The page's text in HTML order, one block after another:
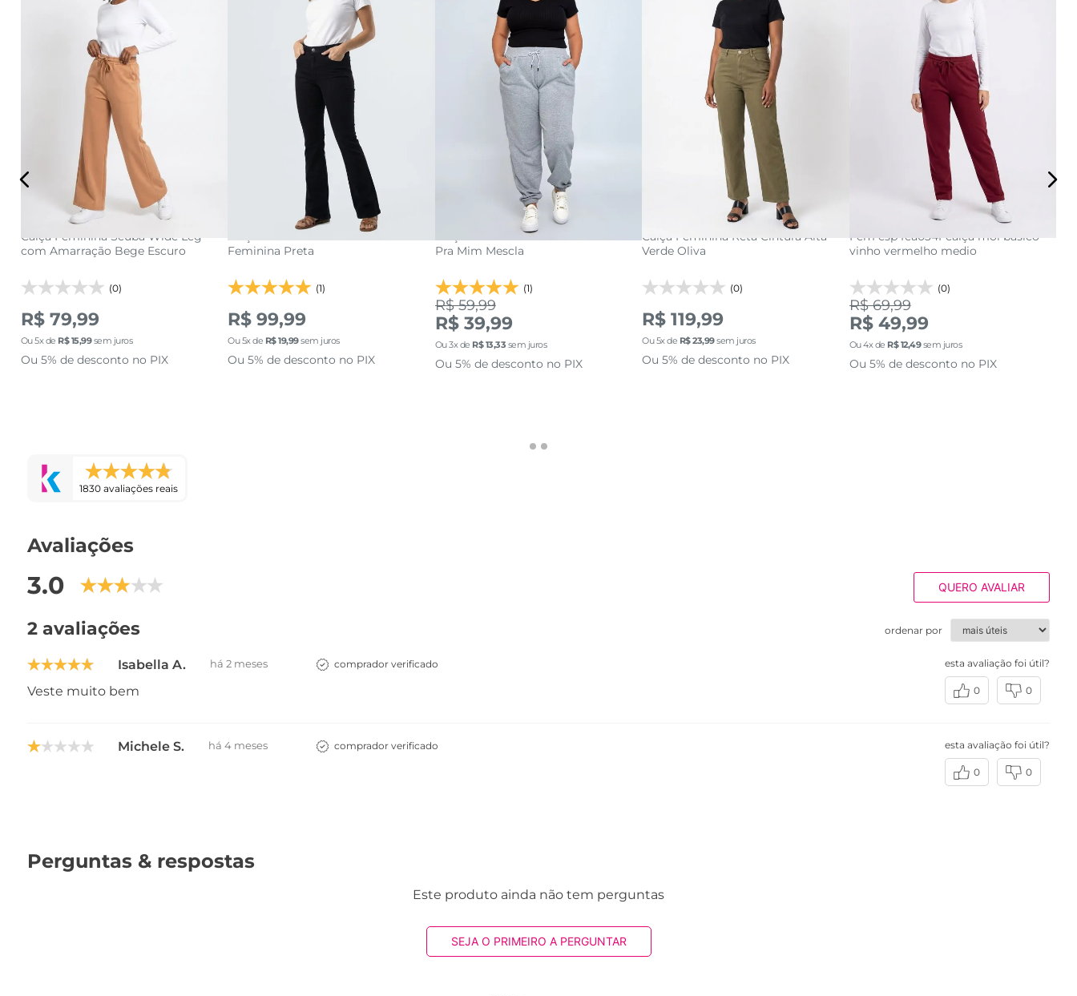
P G
adicionar a sacola
Calça Feminina Scuba Wide Leg
com Amarração Bege Escuro
(0)
R$ 79,99
Ou5x de R$15,99sem juros
Ou 5% de desconto no PIX
38 42
46
adicionar a sacola
Calça Jeans Flare Cintura Alta
Feminina Preta
(1)
R$ 99,99
Ou5x de R$19,99sem juros
Ou 5% de desconto no PIX
G1 G2 G3
adicionar a sacola
Calça de Moletom Feminina Feita
Pra Mim Mescla
(1)
R$ 59,99
R$ 39,99
Ou3x de R$13,33 sem juros
Ou 5% de desconto no PIX
40 42
46
adicionar a sacola
Calça Feminina Reta Cintura Alta
Verde Oliva
(0)
R$ 119,99
Ou5x de R$23,99sem juros
Ou 5% de desconto no PIX
adicionar a sacola
Fem esp fea034f calça mol basico
vinho vermelho medio
(0)
R$ 69,99
R$ 49,99
Ou4x de R$ 12,49sem juros
Ou 5% de desconto no PIX
1830 avaliações reais
Avaliações
3.0 QUERO AVALIAR
2 avaliações ordenar por
Isabella A. há 2 meses comprador verificado
Veste muito bem
esta avaliação foi útil?
0 0
Michele S. há 4 meses comprador verificado esta avaliação foi útil?
0 0
Perguntas & respostas
Este produto ainda não tem perguntas
SEJA O PRIMEIRO A PERGUNTAR